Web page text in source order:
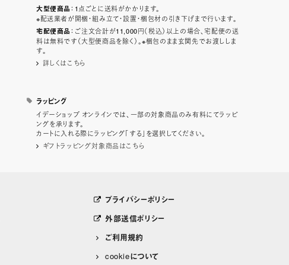
大型便商品 ：1点ごとに送料がかかります。
※配送業者が開梱・組み立て・設置・梱包材の引き下げまで行います。
宅配便商品 ：ご注文合計が11,000円（税込）以上の場合、宅配便の送
料は無料です（大型便商品を除く）。※梱包のまま玄関先でお渡ししま
す。
詳しくはこちら
ラッピング
イデーショップ オンラインでは、一部の対象商品のみ有料にてラッピ
ングを承ります。
カートに入れる際にラッピング「する」を選択してください。
ギフトラッピング対象商品はこちら
プライバシーポリシー
外部送信ポリシー
ご利用規約
cookieについて